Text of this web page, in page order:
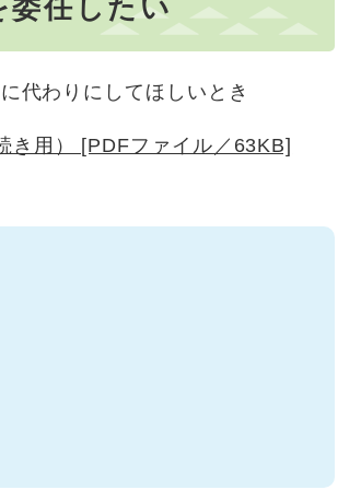
委任したい
代わりにしてほしいとき
き用） [PDFファイル／63KB]